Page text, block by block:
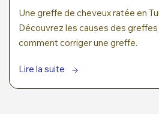
Une greffe de cheveux ratée en
Découvrez les causes des
comment corriger une greffe.
Lire la suite